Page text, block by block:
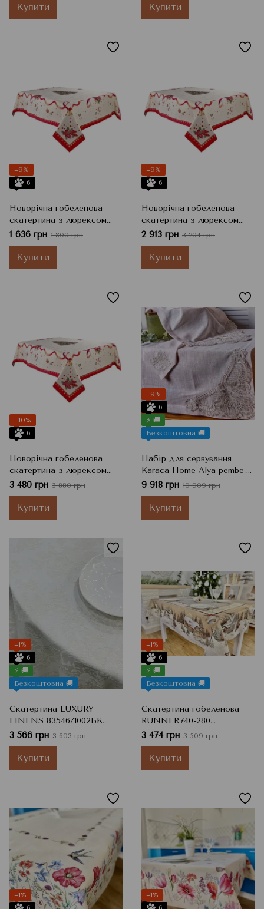
Купити Купити
−9%
6
Новорічна гобеленова
скатертина з люрексом
Navidad, 140x140 см
1 636 грн 1 800 грн
Купити
−9%
6
Новорічна гобеленова
скатертина з люрексом
Navidad, 140x260 см
2 913 грн 3 204 грн
Купити
−10%
6
Новорічна гобеленова
скатертина з люрексом
Navidad, 140x300 см
3 480 грн 3 880 грн
Купити
−9%
6
⚡ 🚚
Безкоштовна 🚚
Набір для сервування
Karaca Home Alya pembe,
Комплект: 160 х 240 см - 1
шт, 40 х 150 см - 1 шт, 40 х
40 см - 6 шт
9 918 грн 10 909 грн
Купити
−1%
6
⚡ 🚚
Безкоштовна 🚚
Скатертина LUXURY
LINENS 83546/1002БК
Кругла 50% бавовна / 50%
акрил Ø180 см
3 566 грн 3 603 грн
Купити
−1%
6
⚡ 🚚
Безкоштовна 🚚
Скатертина гобеленова
RUNNER740-280
"Карпатська ніч" 140х280
3 474 грн 3 509 грн
Купити
−1%
−1%